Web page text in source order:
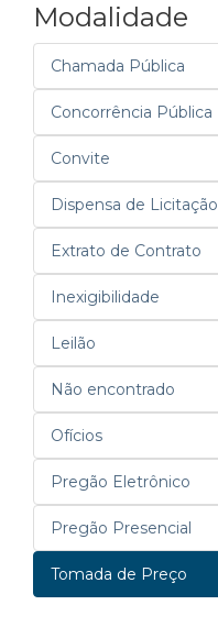
Modalidade
Chamada Pública
Concorrência Pública
Convite
Dispensa de Licitação
Extrato de Contrato
Inexigibilidade
Leilão
Não encontrado
Ofícios
Pregão Eletrônico
Pregão Presencial
Tomada de Preço